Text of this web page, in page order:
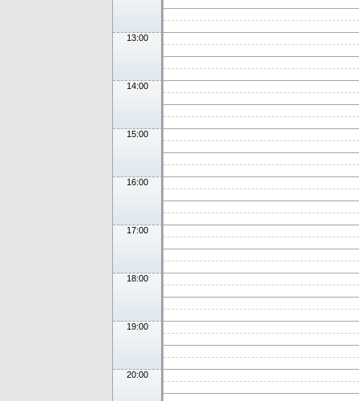
13:00
14:00
15:00
16:00
17:00
18:00
19:00
20:00